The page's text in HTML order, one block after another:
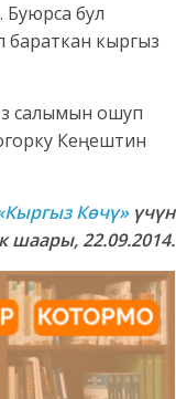
Буюрса бул
бараткан кыргыз
салымын ошуп
Кеңештин
Көчү»үчүн
шаары, 22.09.2014.